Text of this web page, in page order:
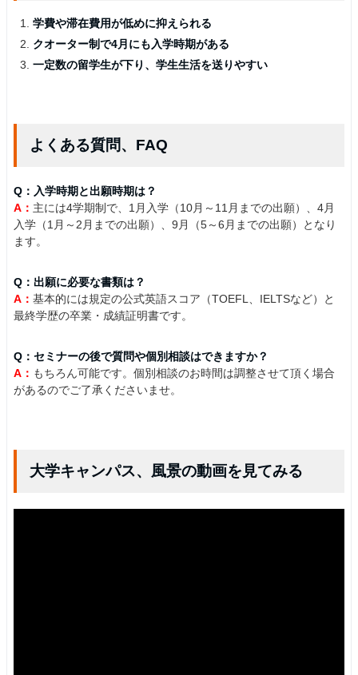
学費や滞在費用が低めに抑えられる
クオーター制で4月にも入学時期がある
一定数の留学生が下り、学生生活を送りやすい
よくある質問、FAQ
Q：入学時期と出願時期は？
A： 主には4学期制で、1月入学（10月～11月までの出願）、4月
入学（1月～2月までの出願）、9月（5～6月までの出願）となり
ます。
Q：出願に必要な書類は？
A： 基本的には規定の公式英語スコア（TOEFL、IELTSなど）と
最終学歴の卒業・成績証明書です。
Q：セミナーの後で質問や個別相談はできますか？
A： もちろん可能です。個別相談のお時間は調整させて頂く場合
があるのでご了承くださいませ。
大学キャンパス、風景の動画を見てみる